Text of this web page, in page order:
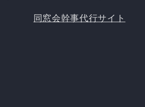
同窓会幹事代行サイト